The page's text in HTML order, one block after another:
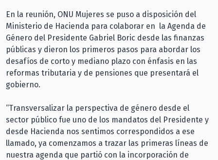
En la reunión, ONU Mujeres se puso a disposición del
Ministerio de Hacienda para colaborar en la Agenda de
Género del Presidente Gabriel Boric desde las finanzas
públicas y dieron los primeros pasos para abordar los
desafíos de corto y mediano plazo con énfasis en las
reformas tributaria y de pensiones que presentará el
gobierno.
“Transversalizar la perspectiva de género desde el
sector público fue uno de los mandatos del Presidente y
desde Hacienda nos sentimos correspondidos a ese
llamado, ya comenzamos a trazar las primeras líneas de
nuestra agenda que partió con la incorporación de